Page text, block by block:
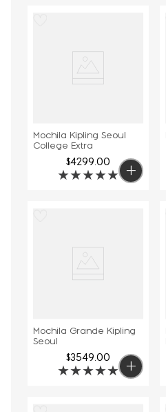
Mochila Kipling Seoul
College Extra
$4299.00
★★★★★
Mochila Grande Kipling
Seoul
$3549.00
★★★★★